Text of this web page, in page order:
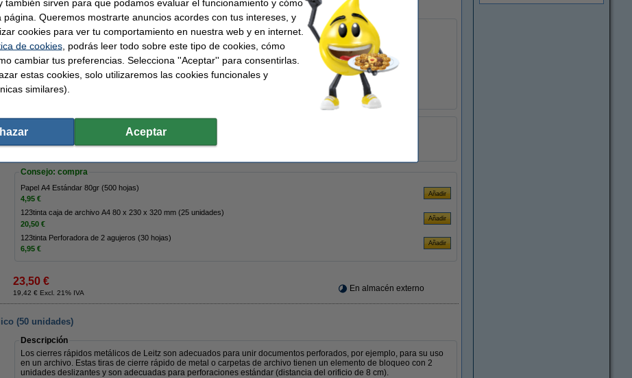
Descripción
Cierres rápidos Leitz con perforación de 6 + 8 cm. Este pack contiene 250 cierres rápidos:
- 50x blanco
- 50x rojo
- 50x azul
- 25x amarillo
- 25x verde
- 25x gris
Características
Marca:
tiras de encuadernación
Color:
colores
Consejo: compra
Papel A4 Estándar 80gr (500 hojas)
4,95 €
123tinta caja de archivo A4 80 x 230 x 320 mm (25 unidades)
20,50 €
123tinta Perforadora de 2 agujeros (30 hojas)
6,95 €
23,50 €
19,42 € Excl. 21% IVA En almacén externo
(50 unidades)
Descripción
Los cierres rápidos metálicos de Leitz son adecuados para unir documentos perforados, por ejemplo, para su uso
en un archivo. Estas tiras de cierre rápido de metal o carpetas de archivo tienen un elemento de bloqueo con 2
unidades deslizantes y son adecuadas para perforaciones estándar (distancia del orificio de 8 cm).
también sirven para que podamos evaluar el funcionamiento y cómo
página. Queremos mostrarte anuncios acordes con tus intereses, y
cookies para ver tu comportamiento en nuestra web y en internet.
de cookies, podrás leer todo sobre este tipo de cookies, cómo
cambiar tus preferencias. Selecciona ''Aceptar'' para consentirlas.
estas cookies, solo utilizaremos las cookies funcionales y
similares).
Aceptar